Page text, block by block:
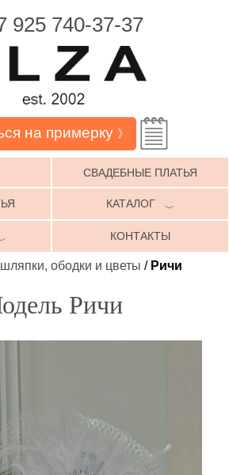
925 740-37-37
на примерку 》
СВАДЕБНЫЕ ПЛАТЬЯ
КАТАЛОГ ﹀
КОНТАКТЫ
шляпки, ободки и цветы / Ричи
Ричи